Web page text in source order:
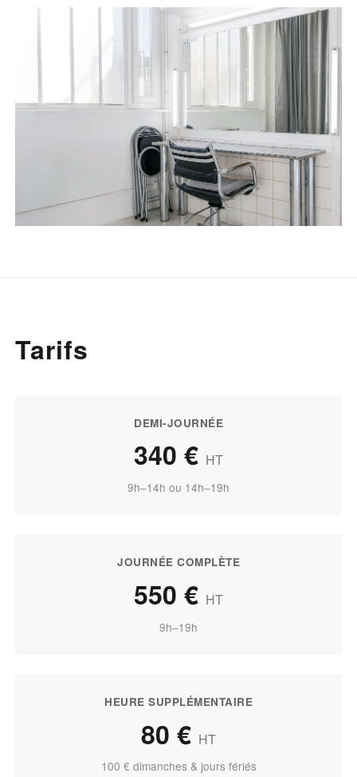
Tarifs
DEMI-JOURNÉE
340 € HT
9h–14h ou 14h–19h
JOURNÉE COMPLÈTE
550 € HT
9h–19h
HEURE SUPPLÉMENTAIRE
80 € HT
100 € dimanches & jours fériés